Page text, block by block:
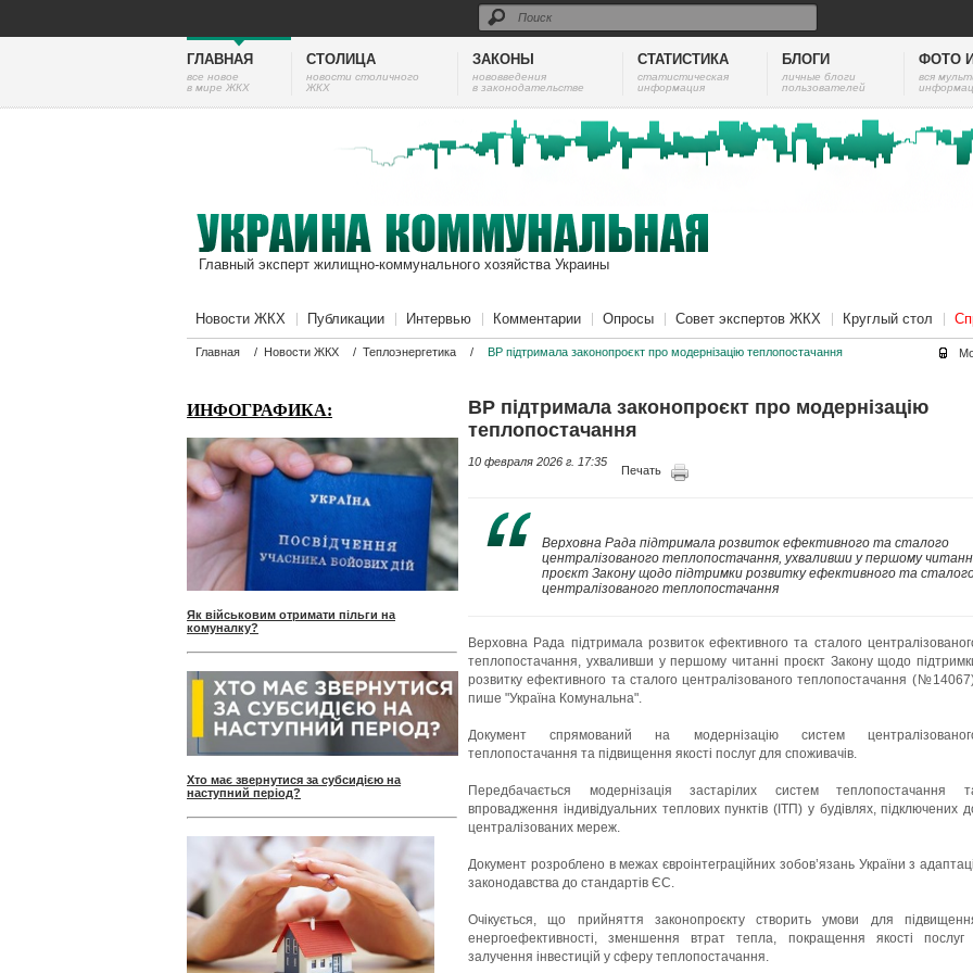
ГЛАВНАЯ
все новое
в мире ЖКХ
СТОЛИЦА
новости столичного
ЖКХ
ЗАКОНЫ
нововведения
в законодательстве
СТАТИСТИКА
cтатистическая
информация
БЛОГИ
личные блоги
пользователей
ФОТО
вся
Главный эксперт жилищно-коммунального хозяйства Украины
Новости ЖКХ Публикации Интервью Комментарии Опросы Совет экспертов ЖКХ Круглый стол
Главная / Новости ЖКХ / Теплоэнергетика / ВР підтримала законопроєкт про модернізацію теплопостачання
ИНФОГРАФИКА:
Як військовим отримати пільги на
комуналку?
Хто має звернутися за субсидією на
наступний період?
ВР підтримала законопроєкт про модернізацію
теплопостачання
10 февраля 2026 г. 17:35
Печать
Верховна Рада підтримала розвиток ефективного та сталого
централізованого теплопостачання, ухваливши у першому
проєкт Закону щодо підтримки розвитку ефективного та
централізованого теплопостачання
Верховна Рада підтримала розвиток ефективного та сталого
теплопостачання, ухваливши у першому читанні проєкт Закону щодо
розвитку ефективного та сталого централізованого теплопостачання
пише "Україна Комунальна".
Документ спрямований на модернізацію систем
теплопостачання та підвищення якості послуг для споживачів.
Передбачається модернізація застарілих систем теплопостачання
впровадження індивідуальних теплових пунктів (ІТП) у будівлях, підключених
централізованих мереж.
Документ розроблено в межах євроінтеграційних зобов’язань України з
законодавства до стандартів ЄС.
Очікується, що прийняття законопроєкту створить умови для
енергоефективності, зменшення втрат тепла, покращення якості послуг
залучення інвестицій у сферу теплопостачання.